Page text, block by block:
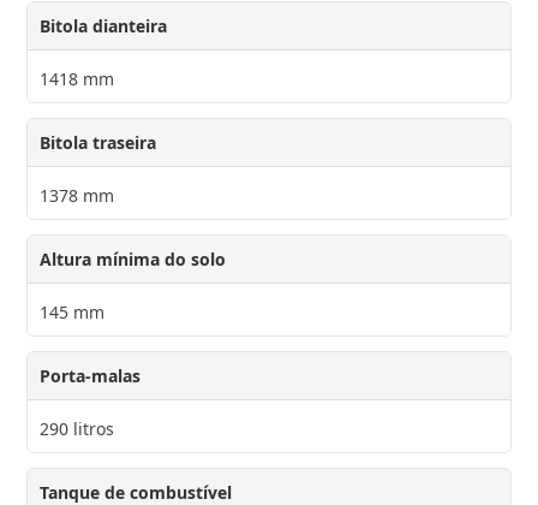
Bitola dianteira
1418 mm
Bitola traseira
1378 mm
Altura mínima do solo
145 mm
Porta-malas
290 litros
Tanque de combustível